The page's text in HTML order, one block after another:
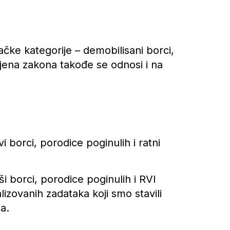
kategorije – demobilisani borci,
zakona takođe se odnosi i na
borci, porodice poginulih i ratni
borci, porodice poginulih i RVI
zadataka koji smo stavili